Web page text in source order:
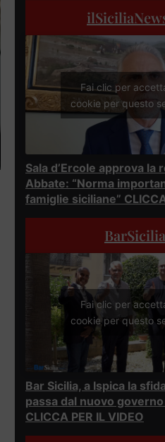
Fai clic per
cookie per questo
Sala d’Ercole approva la
Abbate: “Norma
famiglie siciliane”
BarSicilia
Fai clic per
cookie per questo
Bar Sicilia, a Ispica la
passa dal nuovo
CLICCA PER IL VIDEO